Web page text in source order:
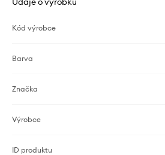
Kód výrobce
Barva
Značka
Výrobce
ID produktu